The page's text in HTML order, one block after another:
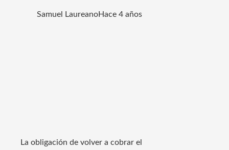
Samuel LaureanoHace 4 años
La obligación de volver a cobrar el